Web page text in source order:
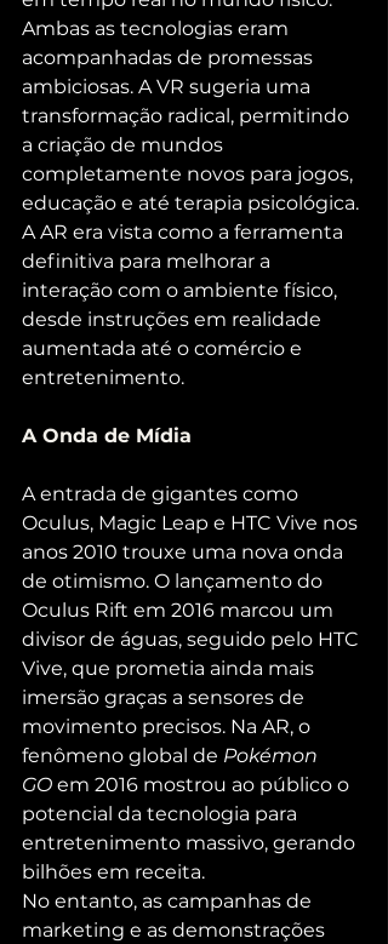
Ambas as tecnologias eram
acompanhadas de promessas
ambiciosas. A VR sugeria uma
transformação radical, permitindo
a criação de mundos
completamente novos para jogos,
educação e até terapia psicológica.
A AR era vista como a ferramenta
definitiva para melhorar a
interação com o ambiente físico,
desde instruções em realidade
aumentada até o comércio e
entretenimento.
A Onda de Mídia
A entrada de gigantes como
Oculus, Magic Leap e HTC Vive nos
anos 2010 trouxe uma nova onda
de otimismo. O lançamento do
Oculus Rift em 2016 marcou um
divisor de águas, seguido pelo HTC
Vive, que prometia ainda mais
imersão graças a sensores de
movimento precisos. Na AR, o
fenômeno global de Pokémon
GO em 2016 mostrou ao público o
potencial da tecnologia para
entretenimento massivo, gerando
bilhões em receita.
No entanto, as campanhas de
marketing e as demonstrações